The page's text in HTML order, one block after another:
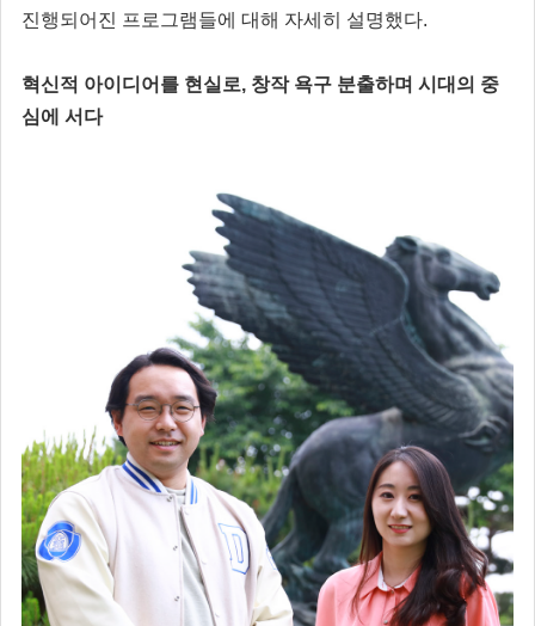
진행되어진 프로그램들에 대해 자세히 설명했다.
혁신적 아이디어를 현실로, 창작 욕구 분출하며 시대의 중
심에 서다